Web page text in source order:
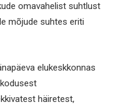
omavahelist suhtlust
mõjude suhtes eriti
elukeskkonnas
häiretest,